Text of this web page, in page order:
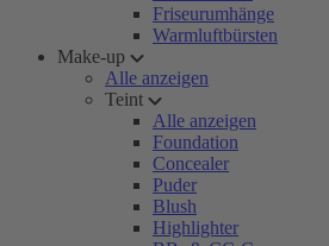
Friseurumhänge
Warmluftbürsten
Make-up
Alle anzeigen
Teint
Alle anzeigen
Foundation
Concealer
Puder
Blush
Highlighter